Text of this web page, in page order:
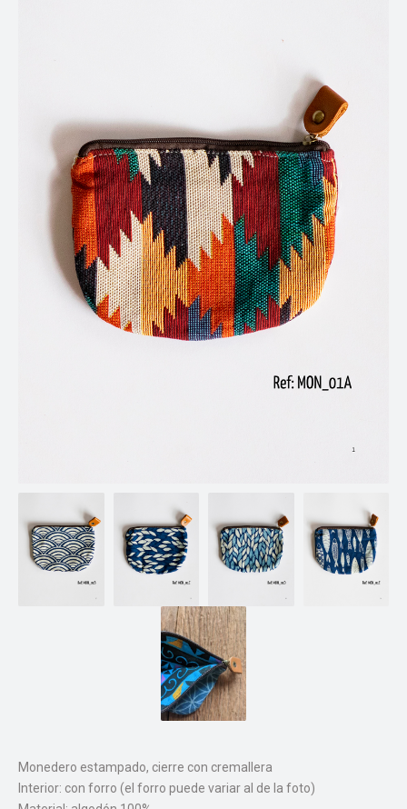
Monedero estampado, cierre con cremallera
Interior: con forro (el forro puede variar al de la foto)